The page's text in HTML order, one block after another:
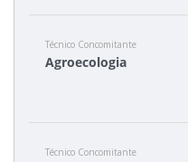
Técnico Concomitante
Agroecologia
Técnico Concomitante